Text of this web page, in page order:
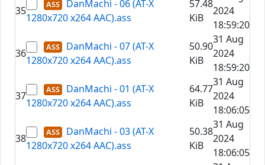
35
DanMachi - 06 (AT-X
1280x720 x264 AAC).ass
57.48
KiB
2024
18:59:20
36
DanMachi - 07 (AT-X
1280x720 x264 AAC).ass
50.90
KiB
31 Aug
2024
18:59:20
37
DanMachi - 01 (AT-X
1280x720 x264 AAC).ass
64.77
KiB
31 Aug
2024
18:06:05
38
DanMachi - 03 (AT-X
1280x720 x264 AAC).ass
50.38
KiB
31 Aug
2024
18:06:05